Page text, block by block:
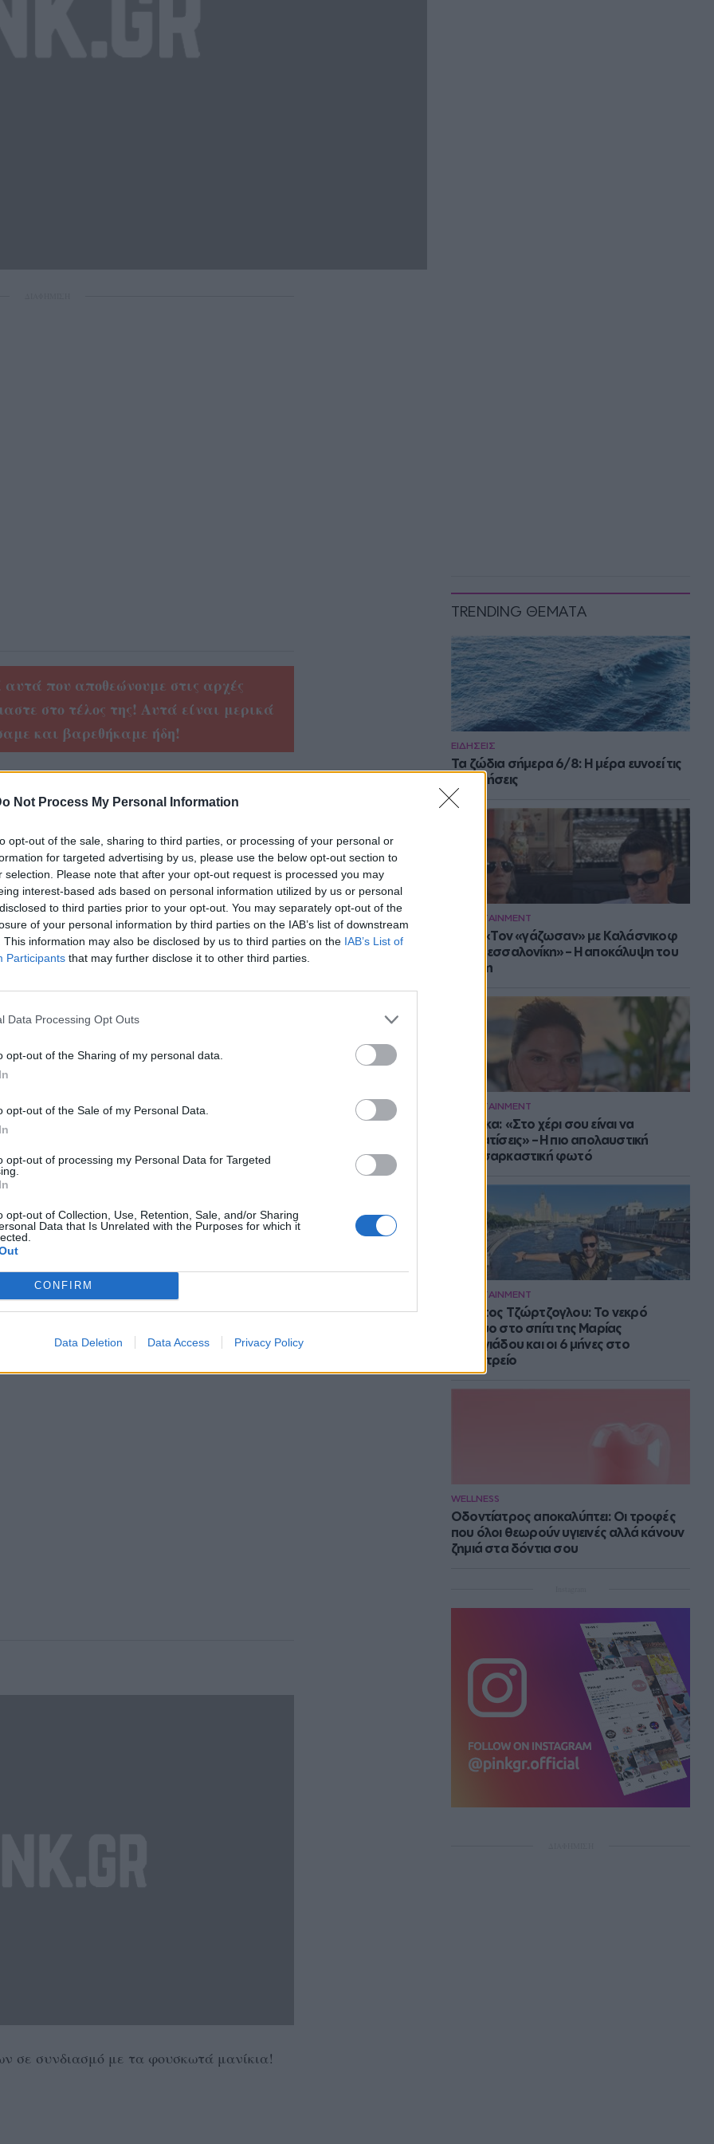
Not Process My Personal Information
opt-out of the sale, sharing to third parties, or processing of your personal or
for targeted advertising by us, please use the below opt-out section to
selection. Please note that after your opt-out request is processed you may
interest-based ads based on personal information utilized by us or personal
to third parties prior to your opt-out. You may separately opt-out of the
of your personal information by third parties on the IAB’s list of downstream
This information may also be disclosed by us to third parties on the IAB’s List of
Participants that may further disclose it to other third parties.
Data Processing Opt Outs
opt-out of the Sharing of my personal data.
opt-out of the Sale of my Personal Data.
opt-out of processing my Personal Data for Targeted
opt-out of Collection, Use, Retention, Sale, and/or Sharing
Data that Is Unrelated with the Purposes for which it
CONFIRM
Data Deletion Data Access Privacy Policy
TRENDING ΘΕΜΑΤΑ
ΕΙΔΗΣΕΙΣ
Τα ζώδια σήμερα 6/8: Η μέρα ευνοεί τις
συζητήσεις
ENTERTAINMENT
Νίνο: «Τον «γάζωσαν» με Καλάσνικοφ
στη Θεσσαλονίκη» – Η αποκάλυψη του
Ψινάκη
ENTERTAINMENT
Μπάρκα: «Στο χέρι σου είναι να
αδυνατίσεις» – Η πιο απολαυστική
αυτοσαρκαστική φωτό
ENTERTAINMENT
Στράτος Τζώρτζογλου: Το νεκρό
έμβρυο στο σπίτι της Μαρίας
Γεωργιάδου και οι 6 μήνες στο
ψυχιατρείο
WELLNESS
Οδοντίατρος αποκαλύπτει: Οι τροφές
που όλοι θεωρούν υγιεινές αλλά κάνουν
ζημιά στα δόντια σου
που αποθεώνουμε στις αρχές
στο τέλος της! Αυτά είναι μερικά
και βαρεθήκαμε ήδη!
στο instagram φέτος, ήταν η Gucci. Τα
τα t-shirts, τσάντες, ζώνες και παπούτσια.
αυτά ήταν μαϊμού, κάνοντας γρήγορα το
ΔΙΑΦΗΜΙΣΗ
σε συνδιασμό με τα φουσκωτά μανίκια!